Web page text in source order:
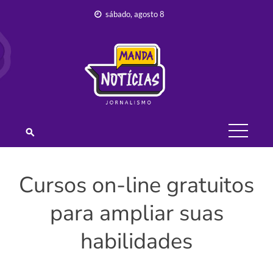
content
sábado, agosto 8
JORNALISMO –
MANDA
NOTÍCIAS
Cursos on-line gratuitos
para ampliar suas
habilidades